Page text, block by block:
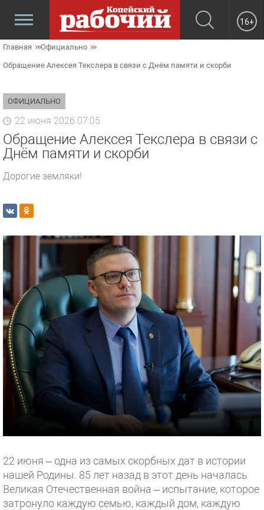
16+
Главная Официально
Обращение Алексея Текслера в связи с Днём памяти и скорби
ОФИЦИАЛЬНО
22 июня 2026 07:05
Обращение Алексея Текслера в связи с
Днём памяти и скорби
Дорогие земляки!
22 июня – одна из самых скорбных дат в истории
нашей Родины. 85 лет назад в этот день началась
Великая Отечественная война – испытание, которое
затронуло каждую семью, каждый дом, каждую